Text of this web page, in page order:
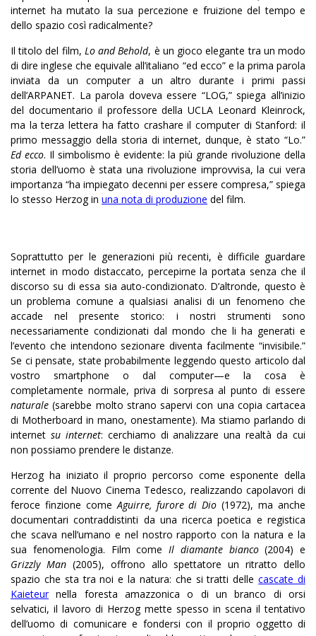
internet ha mutato la sua percezione e fruizione del tempo e
dello spazio così radicalmente?
Il titolo del film, Lo and Behold, è un gioco elegante tra un modo
di dire inglese che equivale all’italiano “ed ecco” e la prima parola
inviata da un computer a un altro durante i primi passi
dell’ARPANET. La parola doveva essere “LOG,” spiega all’inizio
del documentario il professore della UCLA Leonard Kleinrock,
ma la terza lettera ha fatto crashare il computer di Stanford: il
primo messaggio della storia di internet, dunque, è stato “Lo.”
Ed ecco. Il simbolismo è evidente: la più grande rivoluzione della
storia dell’uomo è stata una rivoluzione improvvisa, la cui vera
importanza “ha impiegato decenni per essere compresa,” spiega
lo stesso Herzog in una nota di produzione del film.
Soprattutto per le generazioni più recenti, è difficile guardare
internet in modo distaccato, percepirne la portata senza che il
discorso su di essa sia auto-condizionato. D’altronde, questo è
un problema comune a qualsiasi analisi di un fenomeno che
accade nel presente storico: i nostri strumenti sono
necessariamente condizionati dal mondo che li ha generati e
l’evento che intendono sezionare diventa facilmente “invisibile.”
Se ci pensate, state probabilmente leggendo questo articolo dal
vostro smartphone o dal computer—e la cosa è
completamente normale, priva di sorpresa al punto di essere
naturale (sarebbe molto strano sapervi con una copia cartacea
di Motherboard in mano, onestamente). Ma stiamo parlando di
internet su internet: cerchiamo di analizzare una realtà da cui
non possiamo prendere le distanze.
Herzog ha iniziato il proprio percorso come esponente della
corrente del Nuovo Cinema Tedesco, realizzando capolavori di
feroce finzione comeAguirre, furore di Dio (1972), ma anche
documentari contraddistinti da una ricerca poetica e registica
che scava nell’umano e nel nostro rapporto con la natura e la
sua fenomenologia. Film come Il diamante bianco(2004) e
Grizzly Man(2005), offrono allo spettatore un ritratto dello
spazio che sta tra noi e la natura: che si tratti dellecascate di
Kaieteurnella foresta amazzonica o di un branco di orsi
selvatici, il lavoro di Herzog mette spesso in scena il tentativo
dell’uomo di comunicare e fondersi con il proprio oggetto di